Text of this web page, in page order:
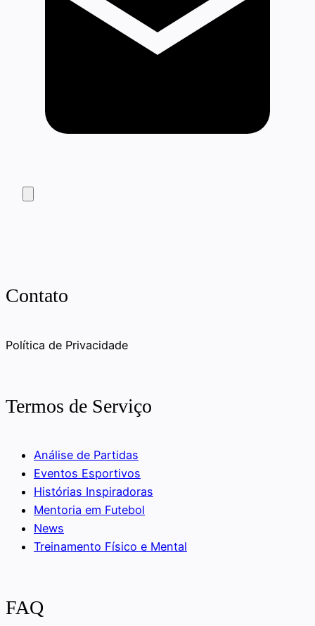
Contato
Política de Privacidade
Termos de Serviço
Análise de Partidas
Eventos Esportivos
Histórias Inspiradoras
Mentoria em Futebol
News
Treinamento Físico e Mental
FAQ